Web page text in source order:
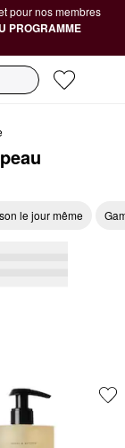
pour nos membres
PROGRAMME
le jour même